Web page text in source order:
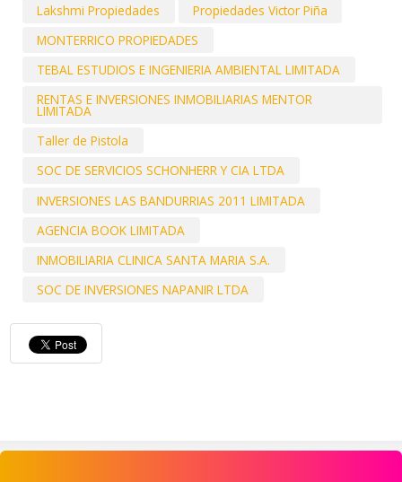
Lakshmi Propiedades
Propiedades Victor Piña
MONTERRICO PROPIEDADES
TEBAL ESTUDIOS E INGENIERIA AMBIENTAL LIMITADA
RENTAS E INVERSIONES INMOBILIARIAS MENTOR
LIMITADA
Taller de Pistola
SOC DE SERVICIOS SCHONHERR Y CIA LTDA
INVERSIONES LAS BANDURRIAS 2011 LIMITADA
AGENCIA BOOK LIMITADA
INMOBILIARIA CLINICA SANTA MARIA S.A.
SOC DE INVERSIONES NAPANIR LTDA